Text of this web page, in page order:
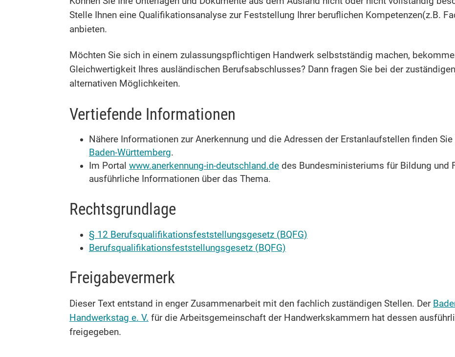
Stelle Ihnen eine Qualifikationsanalyse zur Feststellung Ihrer beruflichen Kompetenzen(z.B.
anbieten.
Möchten Sie sich in einem zulassungspflichtigen Handwerk selbstständig machen,
Gleichwertigkeit Ihres ausländischen Berufsabschlusses? Dann fragen Sie bei der
alternativen Möglichkeiten.
Vertiefende Informationen
Nähere Informationen zur Anerkennung und die Adressen der Erstanlaufstellen finden
Baden-Württemberg.
Im Portal www.anerkennung-in-deutschland.de des Bundesministeriums für Bildung und
ausführliche Informationen über das Thema.
Rechtsgrundlage
§ 12 Berufsqualifikationsfeststellungsgesetz (BQFG)
Berufsqualifikationsfeststellungsgesetz (BQFG)
Freigabevermerk
Dieser Text entstand in enger Zusammenarbeit mit den fachlich zuständigen Stellen. Der
Handwerkstag e. V. für die Arbeitsgemeinschaft der Handwerkskammern hat dessen
freigegeben.